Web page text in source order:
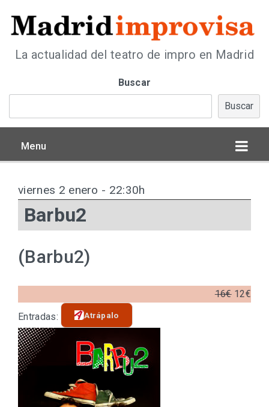
La actualidad del teatro de impro en Madrid
Buscar
Buscar
Menu
viernes 2 enero - 22:30h
Barbu2
(Barbu2)
16€12€
Entradas:
Atrápalo